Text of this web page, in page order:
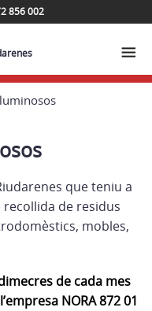
856 002
que teniu a
de residus
mobles,
de cada mes
NORA 872 01